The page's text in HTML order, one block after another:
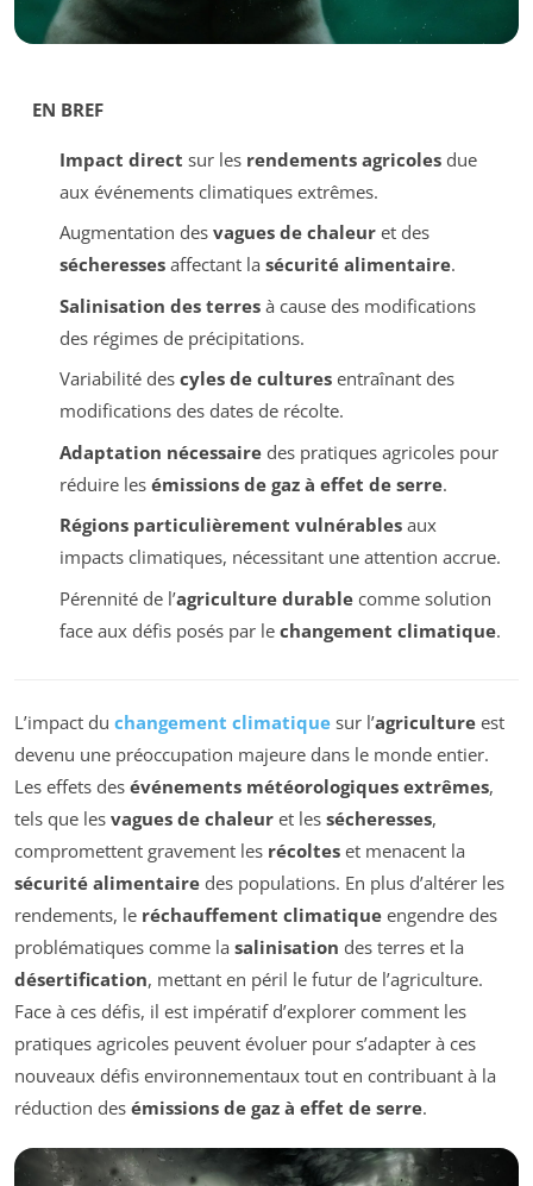
EN BREF
Impact direct sur les rendements agricolesdue
aux événements climatiques extrêmes.
Augmentation des vagues de chaleuret des
sécheressesaffectant la sécurité alimentaire.
Salinisation des terresà cause des modifications
des régimes de précipitations.
Variabilité des cyles de culturesentraînant des
modifications des dates de récolte.
Adaptation nécessairedes pratiques agricoles pour
réduire les émissions de gaz à effet de serre.
Régions particulièrement vulnérablesaux
impacts climatiques, nécessitant une attention accrue.
Pérennité de l’agriculture durablecomme solution
face aux défis posés par le changement climatique.
L’impact du changement climatique sur l’agriculture est
devenu une préoccupation majeure dans le monde entier.
Les effets des événements météorologiques extrêmes,
tels que les vagues de chaleur et les sécheresses,
compromettent gravement les récoltes et menacent la
sécurité alimentaire des populations. En plus d’altérer les
rendements, le réchauffement climatique engendre des
problématiques comme la salinisation des terres et la
désertification, mettant en péril le futur de l’agriculture.
Face à ces défis, il est impératif d’explorer comment les
pratiques agricoles peuvent évoluer pour s’adapter à ces
nouveaux défis environnementaux tout en contribuant à la
réduction des émissions de gaz à effet de serre.